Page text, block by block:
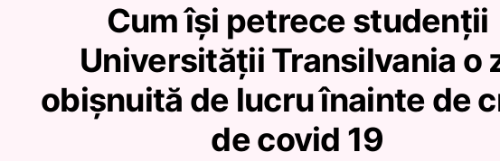
Cum își petrece studenții
Universității Transilvania o
obișnuită de lucru înainte de
de covid 19